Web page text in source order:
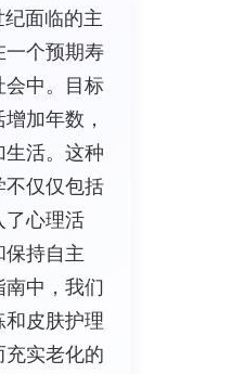
纪面临的主
个预期寿
中。目标
加年数，
活。这种
仅仅包括
了心理活
保持自主
中，我们
皮肤护理
实老化的